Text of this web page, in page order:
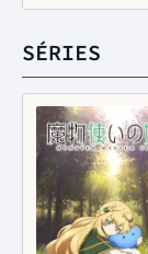
SÉRIES